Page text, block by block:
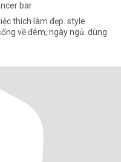
bar
thích làm đẹp. style
về đêm, ngày ngủ. dùng